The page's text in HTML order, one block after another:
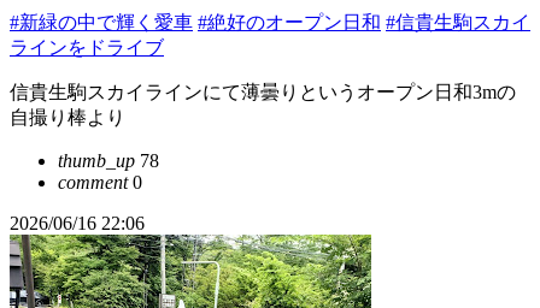
#新緑の中で輝く愛車 #絶好のオープン日和 #信貴生駒スカイ
ラインをドライブ
信貴生駒スカイラインにて薄曇りというオープン日和3mの
自撮り棒より
thumb_up 78
comment0
2026/06/16 22:06